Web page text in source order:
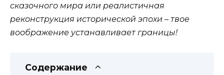
сказочного мира или реалистичная
реконструкция исторической эпохи – твое
воображение устанавливает границы!
Содержание